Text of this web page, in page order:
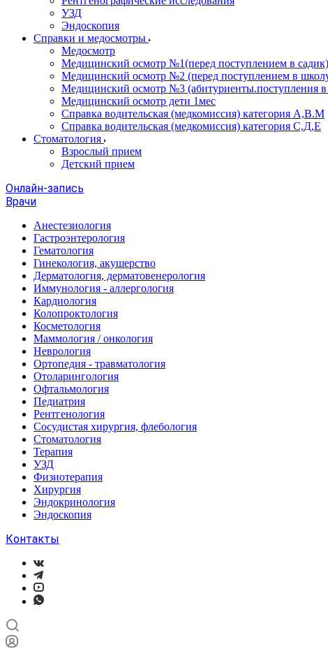
УЗД
Эндоскопия
Справки и медосмотры
Медосмотр
Медицинский осмотр №1(перед поступлением в садик)
Медицинский осмотр №2 (перед поступлением в
Медицинский осмотр №3 (абитуриенты.поступления
Медицинский осмотр дети 1мес
Справка водительская (медкомиссия) категория А,В.М
Справка водительская (медкомиссия) категория С,Д,Е
Стоматология
Взрослый прием
Детский прием
Онлайн-запись
Врачи
Анестезиология
Гастроэнтерология
Гематология
Гинекология, акушерство
Дерматология, дерматовенерология
Иммунология - аллергология
Кардиология
Колопроктология
Косметология
Маммология / онкология
Неврология
Ортопедия - травматология
Отоларингология
Офтальмология
Педиатрия
Рентгенология
Сосудистая хирургия, флебология
Стоматология
Терапия
УЗД
Физиотерапия
Хирургия
Эндокринология
Эндоскопия
Контакты